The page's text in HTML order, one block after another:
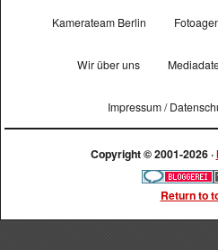
Kamerateam Berlin
Wir über uns
Impressum /
Copyright © 2001-2026 ·
Return to